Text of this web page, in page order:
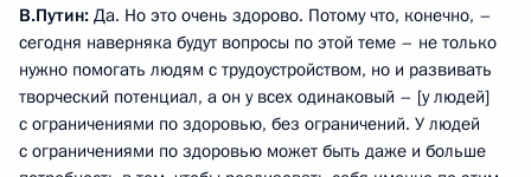
В.Путин: Да. Но это очень здорово. Потому что, конечно, –
сегодня наверняка будут вопросы по этой теме – не только
нужно помогать людям с трудоустройством, но и развивать
творческий потенциал, а он у всех одинаковый – [у людей]
с ограничениями по здоровью, без ограничений. У людей
с ограничениями по здоровью может быть даже и больше